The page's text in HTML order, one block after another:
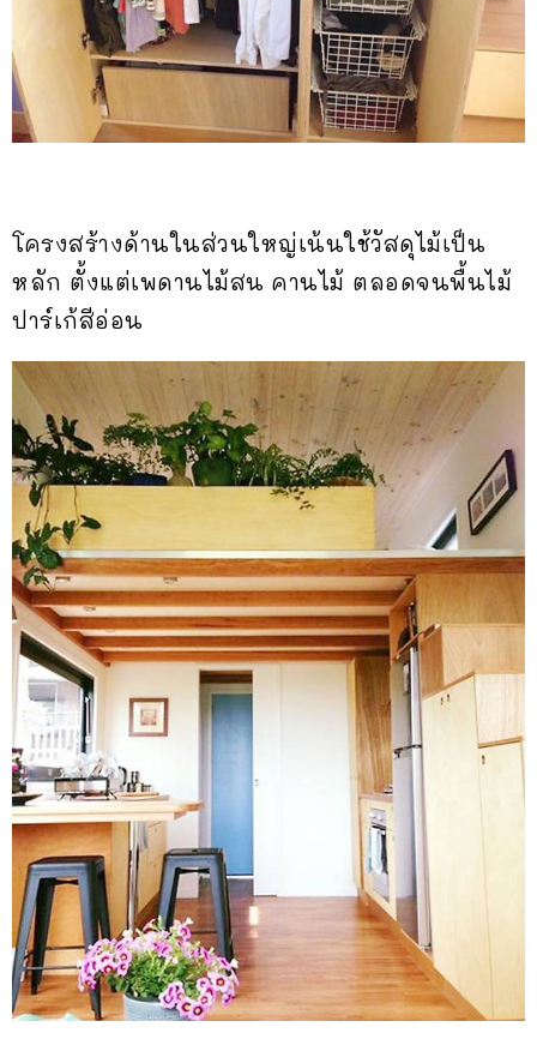
โครงสร้างด้านในส่วนใหญ่เน้นใช้วัสดุไม้เป็น
หลัก ตั้งแต่เพดานไม้สน คานไม้ ตลอดจนพื้นไม้
ปาร์เก้สีอ่อน